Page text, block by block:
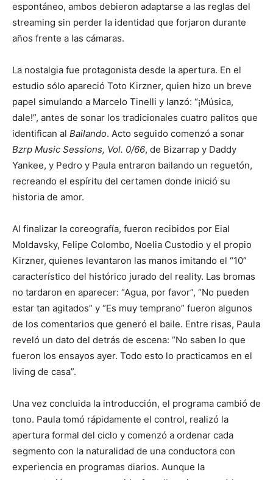
espontáneo, ambos debieron adaptarse a las reglas del
streaming sin perder la identidad que forjaron durante
años frente a las cámaras.
La nostalgia fue protagonista desde la apertura. En el
estudio sólo apareció Toto Kirzner, quien hizo un breve
papel simulando a Marcelo Tinelli y lanzó: “¡Música,
dale!”, antes de sonar los tradicionales cuatro palitos que
identifican al Bailando. Acto seguido comenzó a sonar
Bzrp Music Sessions, Vol. 0/66, de Bizarrap y Daddy
Yankee, y Pedro y Paula entraron bailando un reguetón,
recreando el espíritu del certamen donde inició su
historia de amor.
Al finalizar la coreografía, fueron recibidos por Eial
Moldavsky, Felipe Colombo, Noelia Custodio y el propio
Kirzner, quienes levantaron las manos imitando el “10”
característico del histórico jurado del reality. Las bromas
no tardaron en aparecer: “Agua, por favor”, “No pueden
estar tan agitados” y “Es muy temprano” fueron algunos
de los comentarios que generó el baile. Entre risas, Paula
reveló un dato del detrás de escena: “No saben lo que
fueron los ensayos ayer. Todo esto lo practicamos en el
living de casa”.
Una vez concluida la introducción, el programa cambió de
tono. Paula tomó rápidamente el control, realizó la
apertura formal del ciclo y comenzó a ordenar cada
segmento con la naturalidad de una conductora con
experiencia en programas diarios. Aunque la